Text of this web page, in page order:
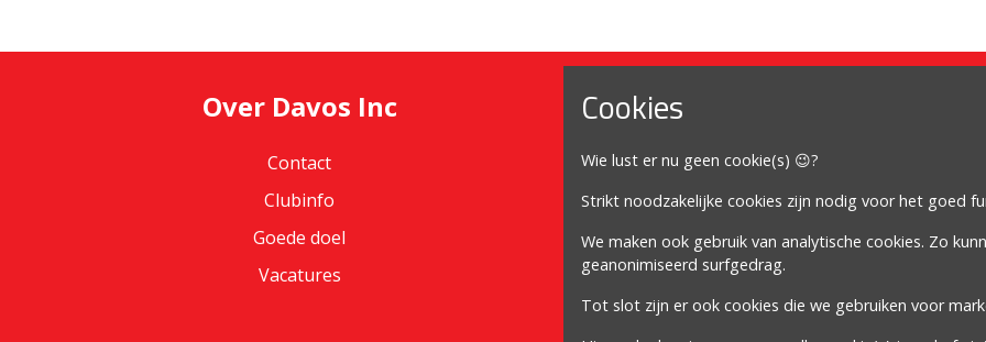
Cookies
Wie lust er nu geen cookie(s) 😉?
Strikt noodzakelijke cookies zijn nodig voor het goed
We maken ook gebruik van analytische cookies. Zo
geanonimiseerd surfgedrag.
Tot slot zijn er ook cookies die we gebruiken voor
Over Davos Inc
Contact
Clubinfo
Goede doel
Vacatures
Mijn account
Mijn account
Bestellingen
Adressen
Winkelwagen